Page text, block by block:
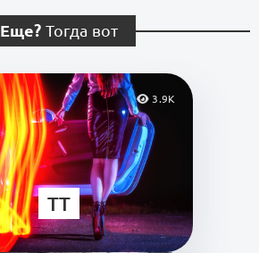
Еще? Тогда вот
3.9K
TT